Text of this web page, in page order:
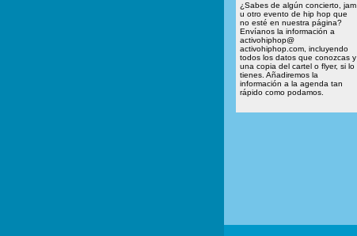
¿Sabes de algún concierto, jam
u otro evento de hip hop que
no esté en nuestra página?
Envíanos la información a
activohiphop@
activohiphop.com, incluyendo
todos los datos que conozcas y
una copia del cartel o flyer, si lo
tienes. Añadiremos la
información a la agenda tan
rápido como podamos.